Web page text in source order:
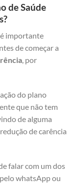
de Saúde
é importante
de começar a
, por
do plano
que não tem
de alguma
de carência
falar com um dos
whatsApp ou